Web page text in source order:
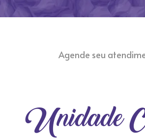
Agende seu
Unidade